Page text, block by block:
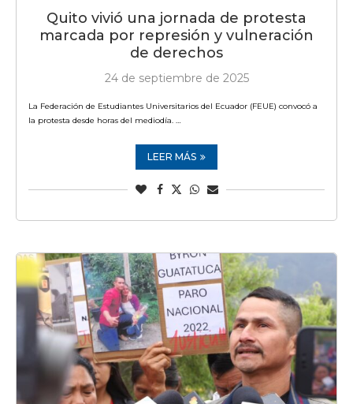
Quito vivió una jornada de protesta
marcada por represión y vulneración
de derechos
24 de septiembre de 2025
La Federación de Estudiantes Universitarios del Ecuador (FEUE) convocó a
la protesta desde horas del mediodía. …
LEER MÁS